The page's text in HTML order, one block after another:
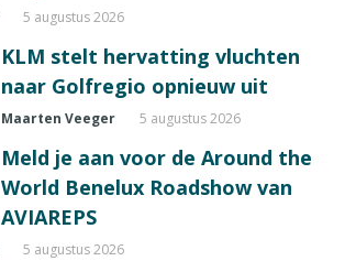
5 augustus 2026
KLM stelt hervatting vluchten
naar Golfregio opnieuw uit
Maarten Veeger 5 augustus 2026
Meld je aan voor de Around the
World Benelux Roadshow van
AVIAREPS
5 augustus 2026